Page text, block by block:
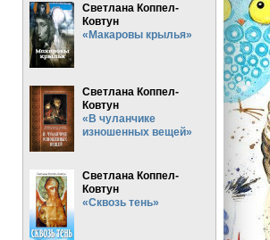
Светлана Коппел-
Ковтун
«Макаровы крылья»
Светлана Коппел-
Ковтун
«В чуланчике
изношенных вещей»
Светлана Коппел-
Ковтун
«Сквозь тень»